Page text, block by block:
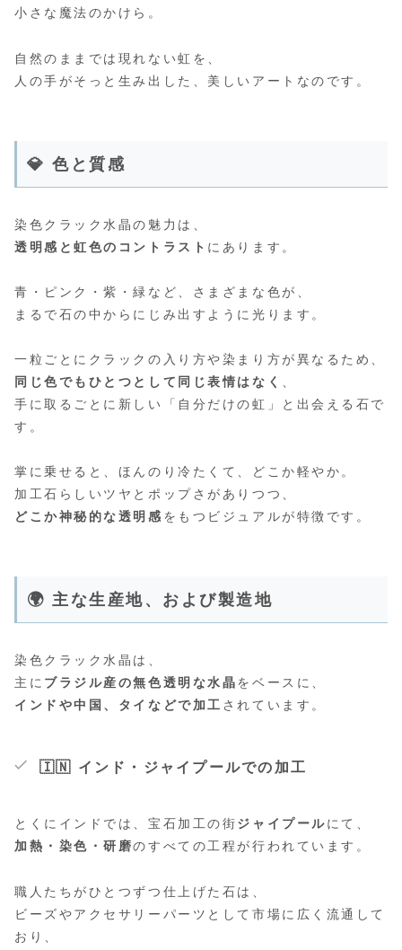
小さな魔法のかけら。
自然のままでは現れない虹を、
人の手がそっと生み出した、美しいアートなのです。
💎 色と質感
染色クラック水晶の魅力は、
透明感と虹色のコントラスト にあります。
青・ピンク・紫・緑など、さまざまな色が、
まるで石の中からにじみ出すように光ります。
一粒ごとにクラックの入り方や染まり方が異なるため、
同じ色でもひとつとして同じ表情はなく
手に取るごとに新しい「自分だけの虹」と出会える石で
す。
掌に乗せると、ほんのり冷たくて、どこか軽やか。
加工石らしいツヤとポップさがありつつ、
どこか神秘的な透明感 をもつビジュアルが特徴です。
🌍 主な生産地、および製造地
染色クラック水晶は、
主に ブラジル産の無色透明な水晶をベースに、
インドや中国、タイなどで加工 されています。
🇮🇳 インド・ジャイプールでの加工
とくにインドでは、宝石加工の街ジャイプールにて、
加熱・染色・研磨のすべての工程が行われています。
職人たちがひとつずつ仕上げた石は、
ビーズやアクセサリーパーツとして市場に広く流通して
おり、